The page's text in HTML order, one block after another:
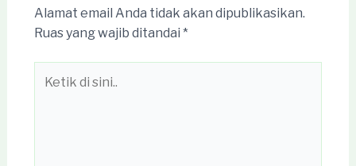
Alamat email Anda tidak akan dipublikasikan.
Ruas yang wajib ditandai *